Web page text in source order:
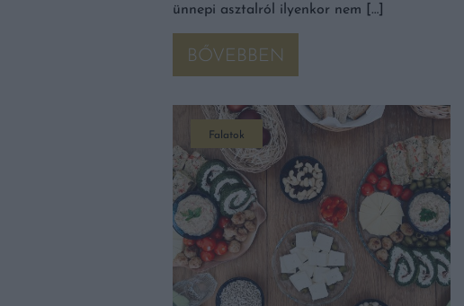
ünnepi asztalról ilyenkor nem […]
BŐVEBBEN
Falatok